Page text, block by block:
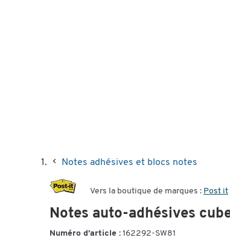
Notes adhésives et blocs notes
Vers la boutique de marques : Post it
Notes auto-adhésives
Numéro d’article : 162292-SW81